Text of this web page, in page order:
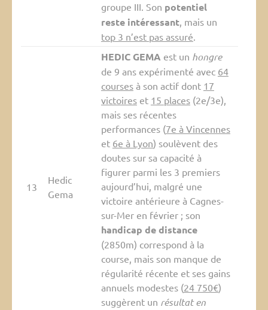
groupe III. Son potentiel
reste intéressant, mais un
top 3 n’est pas assuré.
13
Hedic
Gema
HEDIC GEMA est un hongre
de 9 ans expérimenté avec 64
coursesà son actif dont 17
victoireset 15 places(2e/3e),
mais ses récentes
performances (7e à Vincennes
et 6e à Lyon) soulèvent des
doutes sur sa capacité à
figurer parmi les 3 premiers
aujourd’hui, malgré une
victoire antérieure à Cagnes-
sur-Mer en février ; son
handicap de distance
(2850m) correspond à la
course, mais son manque de
régularité récente et ses gains
annuels modestes (24 750€)
suggèrent un résultat en